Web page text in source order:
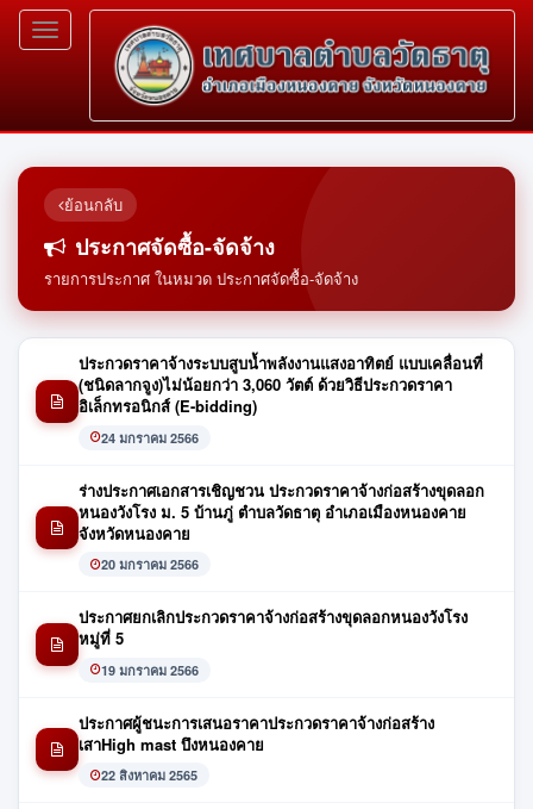
Toggle
navigation
ย้อนกลับ
ประกาศจัดซื้อ-จัดจ้าง
รายการประกาศ ในหมวด ประกาศจัดซื้อ-จัดจ้าง
ประกวดราคาจ้างระบบสูบน้ำพลังงานแสงอาทิตย์ แบบเคลื่อนที่
(ชนิดลากจูง)ไม่น้อยกว่า 3,060 วัตต์ ด้วยวิธีประกวดราคา
อิเล็กทรอนิกส์ (E-bidding)
24 มกราคม 2566
ร่างประกาศเอกสารเชิญชวน ประกวดราคาจ้างก่อสร้างขุดลอก
หนองวังโรง ม. 5 บ้านภู่ ตำบลวัดธาตุ อำเภอเมืองหนองคาย
จังหวัดหนองคาย
20 มกราคม 2566
ประกาศยกเลิกประกวดราคาจ้างก่อสร้างขุดลอกหนองวังโรง
หมู่ที่ 5
19 มกราคม 2566
ประกาศผู้ชนะการเสนอราคาประกวดราคาจ้างก่อสร้าง
เสาHigh mast บึงหนองคาย
22 สิงหาคม 2565